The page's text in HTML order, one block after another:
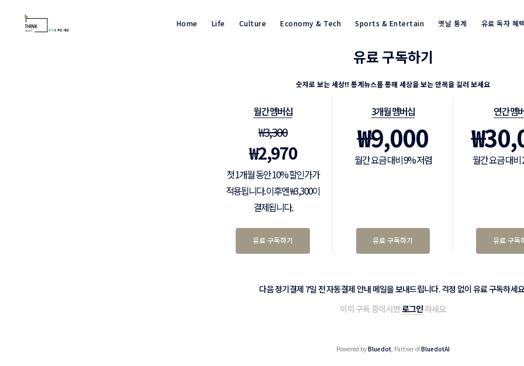
Home Life Culture Economy & Tech Sports & Entertain 옛날 통계 유료 독자 혜
유료 구독하기
숫자로 보는 세상!! 통계뉴스를 통해 세상을 보는 안목을 길러 보세요
월간 멤버십
₩3,300
₩2,970
첫 1개월 동안 10% 할인가가
적용됩니다. 이후엔 ₩3,300이
결제됩니다.
유료 구독하기
3개월 멤버십
₩9,000
월간 요금 대비 9% 저렴
유료 구독하기
연간 멤
₩
월간 요금 대비
유료 구독
다음 정기결제 7일 전 자동결제 안내 메일을 보내드립니다. 걱정 없이 유료 구독하세
이미 구독 중이시면 로그인하세요
Powered byBluedot, Partner ofBluedotAI